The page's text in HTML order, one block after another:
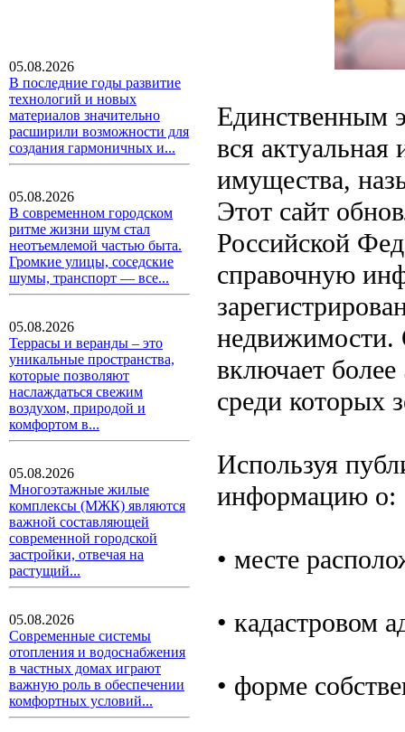
05.08.2026
В последние годы развитие
технологий и новых
материалов значительно
расширили возможности для
создания гармоничных и...
05.08.2026
В современном городском
ритме жизни шум стал
неотъемлемой частью быта.
Громкие улицы, соседские
шумы, транспорт — все...
05.08.2026
Террасы и веранды – это
уникальные пространства,
которые позволяют
наслаждаться свежим
воздухом, природой и
комфортом в...
05.08.2026
Многоэтажные жилые
комплексы (МЖК) являются
важной составляющей
современной городской
застройки, отвечая на
растущий...
05.08.2026
Современные системы
отопления и водоснабжения
в частных домах играют
важную роль в обеспечении
комфортных условий...
Единственным
вся
имущества,
Этот сайт
Российской
справочную
включает
среди которых
Используя
информацию о:
• месте
• кадастровом
• форме